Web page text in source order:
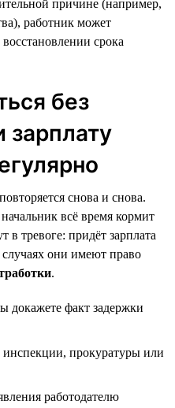
причине (например,
работник может
срока
без
зарплату
снова и снова.
всё время кормит
тревоге: придёт зарплата
они имеют право
.
докажете факт задержки
инспекции, прокуратуры или
работодателю